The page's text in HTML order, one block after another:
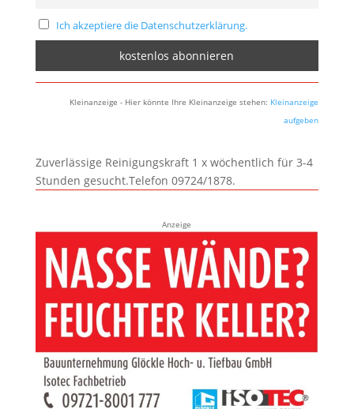
Ich akzeptiere die Datenschutzerklärung.
Kleinanzeige - Hier könnte Ihre Kleinanzeige stehen: Kleinanzeige
aufgeben
Zuverlässige Reinigungskraft 1 x wöchentlich für 3-4
Stunden gesucht.Telefon 09724/1878.
Anzeige